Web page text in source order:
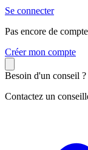
Se connecter
Pas encore de
Créer mon compte
Besoin d'un conseil ?
Contactez un